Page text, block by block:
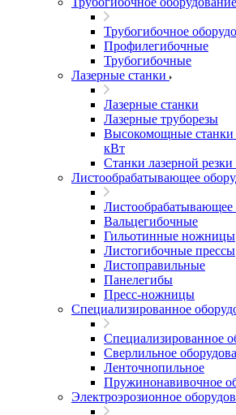
Трубогибочное
Профилегибочные
Трубогибочные
Лазерные станки
Лазерные станки
Лазерные труборезы
Высокомощные станки
кВт
Станки лазерной
Листообрабатывающее
Листообрабатывающее
Вальцегибочные
Гильотинные ножницы
Листогибочные прессы
Листоправильные
Панелегибы
Пресс-ножницы
Специализированное
Специализированное
Сверлильное
Ленточнопильное
Пружинонавивочное
Электроэрозионное